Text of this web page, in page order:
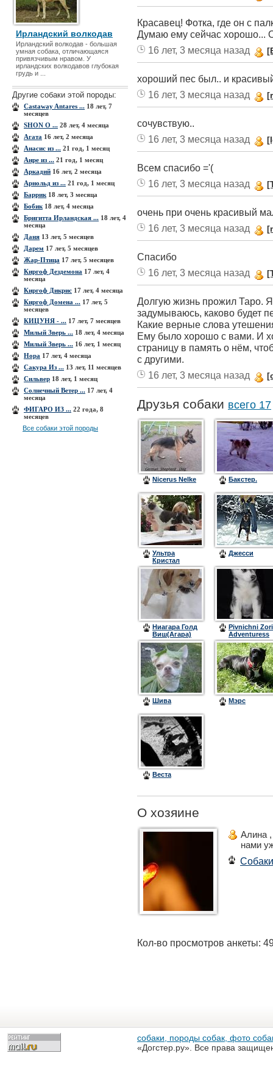
Ирландский волкодав
Ирландский волкодав - большая
умная собака, отличающаяся
привязчивым нравом. У
ирландских волкодавов глубокая
грудь и ...
Другие собаки этой породы:
Castaway Antares ... 18 лет, 7
месяцев
SHON O ... 28 лет, 4 месяца
Агата 16 лет, 2 месяца
Анасис из ... 21 год, 1 месяц
Анре из ... 21 год, 1 месяц
Аркадий 16 лет, 2 месяца
Арнольд из ... 21 год, 1 месяц
Баррик 18 лет, 3 месяца
Бобик 18 лет, 4 месяца
Бригитта Ирландская ... 18 лет, 4
месяца
Даня 13 лет, 5 месяцев
Дарем 17 лет, 5 месяцев
Жар-Птица 17 лет, 5 месяцев
Киргоф Дездемона 17 лет, 4
месяца
Киргоф Дикрис 17 лет, 4 месяца
Киргоф Домена ... 17 лет, 5
месяцев
КИЦУНЯ - ... 17 лет, 7 месяцев
Милый Зверь ... 18 лет, 4 месяца
Милый Зверь ... 16 лет, 1 месяц
Нора 17 лет, 4 месяца
Сакура Из ... 13 лет, 11 месяцев
Сильвер 18 лет, 1 месяц
Солнечный Ветер ... 17 лет, 4
месяца
ФИГАРО ИЗ ... 22 года, 8
месяцев
Все собаки этой породы
Красавец! Фотка, где он с
Думаю ему сейчас хорошо...
16 лет, 3 месяца назад
хороший пес был.. и
16 лет, 3 месяца назад
сочувствую..
16 лет, 3 месяца назад
Всем спасибо ='(
16 лет, 3 месяца назад
очень при очень красивый
16 лет, 3 месяца назад
Спасибо
16 лет, 3 месяца назад
Долгую жизнь прожил Таро.
задумываюсь, каково будет
Какие верные слова
Ему было хорошо с вами. И
страницу в память о нём,
с другими.
16 лет, 3 месяца назад
Друзья собаки всего 17
Nicerus Nelke Бакстер.
Ультра
Кристал
Цинтегро
(Барон)
Джесси
Ниагара Голд
Виш(Агара)
Pivnichni Zori
Adventuress
Thunderbird
Шива Мэрс
Веста
О хозяине
Алина
нами
Собаки
Кол-во просмотров анкеты:
собаки, породы собак, фото
«Догстер.ру». Все права